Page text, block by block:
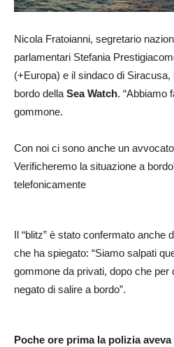
Nicola Fratoianni, segretario
parlamentari Stefania
(+Europa) e il sindaco di
bordo della Sea Watch. “Abbiamo
gommone.
Con noi ci sono anche un
Verificheremo la situazione a
telefonicamente
Il “blitz” è stato confermato anche
che ha spiegato: “Siamo salpati
gommone da privati, dopo che per
negato di salire a bordo”.
Poche ore prima la polizia